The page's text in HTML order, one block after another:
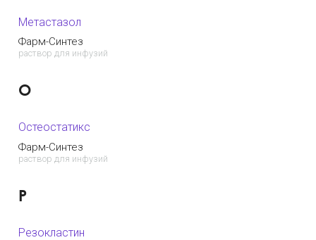
Метастазол
Фарм-Синтез
раствор для инфузий
О
Остеостатикс
Фарм-Синтез
раствор для инфузий
Р
Резокластин